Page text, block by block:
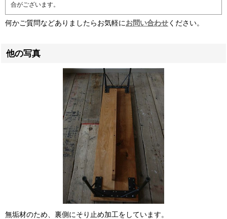
合がございます。
何かご質問などありましたらお気軽にお問い合わせください。
他の写真
無垢材のため、裏側にそり止め加工をしています。